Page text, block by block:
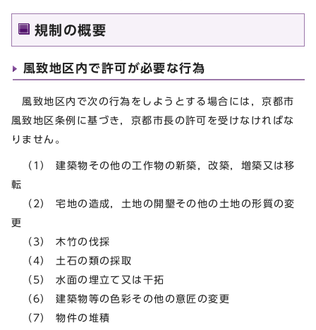
規制の概要
風致地区内で許可が必要な行為
風致地区内で次の行為をしようとする場合には，京都市
風致地区条例に基づき，京都市長の許可を受けなければな
りません。
（1） 建築物その他の工作物の新築，改築，増築又は移
転
（2） 宅地の造成，土地の開墾その他の土地の形質の変
更
（3） 木竹の伐採
（4） 土石の類の採取
（5） 水面の埋立て又は干拓
（6） 建築物等の色彩その他の意匠の変更
（7） 物件の堆積